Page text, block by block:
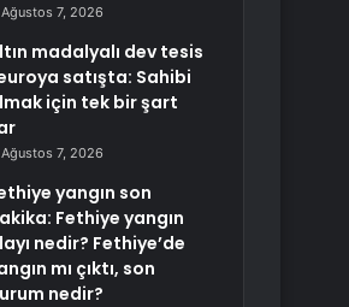
Ağustos 7, 2026
madalyalı dev tesis
satışta: Sahibi
için tek bir şart
Ağustos 7, 2026
yangın son
Fethiye yangın
nedir? Fethiye’de
mı çıktı, son
nedir?